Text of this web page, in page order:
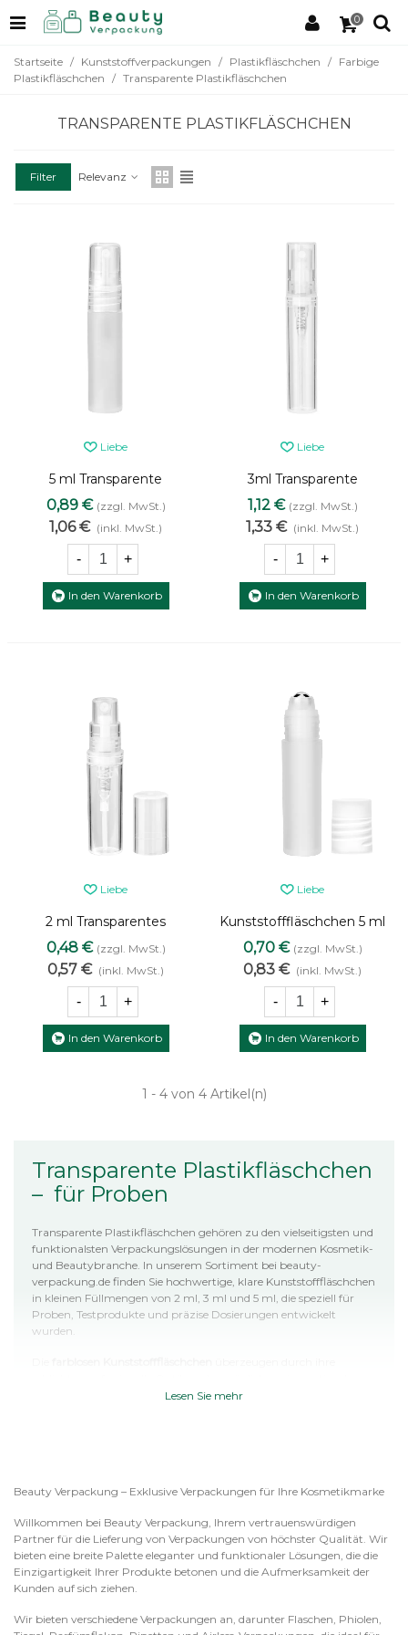
0
Startseite / Kunststoffverpackungen / Plastikfläschchen / Farbige
Plastikfläschchen / Transparente Plastikfläschchen
TRANSPARENTE PLASTIKFLÄSCHCHEN
Filter Relevanz
Liebe
5 ml Transparente
Kunststofffläschchen mit
aufschraubbarem
Zerstäuber und Kappe
0,89 € (zzgl. MwSt.)
1,06 € (inkl. MwSt.)
- +
In den Warenkorb
Liebe
3ml Transparente
Kunststofffläschchen mit
Steckzerstäuber und
Kappe
1,12 € (zzgl. MwSt.)
1,33 € (inkl. MwSt.)
- +
In den Warenkorb
Liebe
2 ml Transparentes
Plastikfläschchen mit
Steckzerstäuber
0,48 € (zzgl. MwSt.)
0,57 € (inkl. MwSt.)
- +
In den Warenkorb
Liebe
Kunststofffläschchen 5 ml
transparent Roll-on mit
transparenter Kappe
0,70 € (zzgl. MwSt.)
0,83 € (inkl. MwSt.)
- +
In den Warenkorb
1 - 4 von 4 Artikel(n)
Transparente Plastikfläschchen
– für Proben
Transparente Plastikfläschchen gehören zu den vielseitigsten und
funktionalsten Verpackungslösungen in der modernen Kosmetik-
und Beautybranche. In unserem Sortiment bei beauty-
verpackung.de finden Sie hochwertige, klare Kunststofffläschchen
in kleinen Füllmengen von 2 ml, 3 ml und 5 ml, die speziell für
Proben, Testprodukte und präzise Dosierungen entwickelt
wurden.
Sicht auf den Inhalt. Dadurch eignen sie sich ideal für Produkte,
Vorteile für Kosmetikhersteller, Beauty-Salons und Online-Shops.
Sie sind leicht, bruchsicher und hygienisch – perfekt für den
täglichen Einsatz im professionellen Umfeld.
Optimale Produktpräsentation:
Leichtes Material:Perfekt für Reisen, Versand und Proben-Sets
Lesen Sie mehr
Beauty Verpackung – Exklusive Verpackungen für Ihre Kosmetikmarke
Willkommen bei Beauty Verpackung, Ihrem vertrauenswürdigen
Partner für die Lieferung von Verpackungen von höchster Qualität. Wir
bieten eine breite Palette eleganter und funktionaler Lösungen, die die
Einzigartigkeit Ihrer Produkte betonen und die Aufmerksamkeit der
Kunden auf sich ziehen.
Wir bieten verschiedene Verpackungen an, darunter Flaschen, Phiolen,